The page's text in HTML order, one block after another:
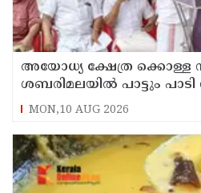
അയോധ്യ ക്ഷേത്ര ക്കൊള്ള
ശബരിമലയിൽ പാട്ടും
കാണാനില്ല ;
MON,10 AUG 2026